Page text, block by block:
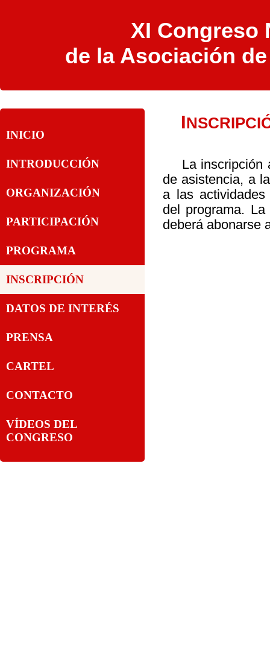
XI Congreso
de la Asociación
INICIO
INTRODUCCIÓN
ORGANIZACIÓN
PARTICIPACIÓN
PROGRAMA
INSCRIPCIÓN
DATOS DE INTERÉS
PRENSA
CARTEL
CONTACTO
VÍDEOS DEL
CONGRESO
I
La inscripción
de asistencia, a
a las
del programa.
deberá abonarse